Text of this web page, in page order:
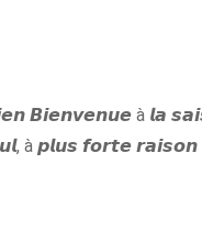
𝘽𝙞𝙚𝙣𝙫𝙚𝙣𝙪𝙚 à 𝙡𝙖
à 𝙥𝙡𝙪𝙨 𝙛𝙤𝙧𝙩𝙚